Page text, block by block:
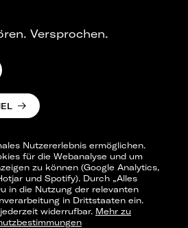
Nutzererlebnis ermöglichen.
für die Webanalyse und um
zu können (Google Analytics,
und Spotify). Durch „Alles
in die Nutzung der relevanten
in Drittstaaten ein.
widerrufbar. Mehr zu
Versprochen.